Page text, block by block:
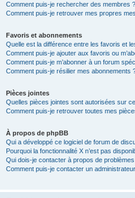
Comment puis-je rechercher des membres ?
Comment puis-je retrouver mes propres
Favoris et abonnements
Quelle est la différence entre les favoris et
Comment puis-je ajouter aux favoris ou
Comment puis-je m’abonner à un forum
Comment puis-je résilier mes abonnements
Pièces jointes
Quelles pièces jointes sont autorisées sur
Comment puis-je retrouver toutes mes
À propos de phpBB
Qui a développé ce logiciel de forum de
Pourquoi la fonctionnalité X n’est pas
Qui dois-je contacter à propos de
Comment puis-je contacter un